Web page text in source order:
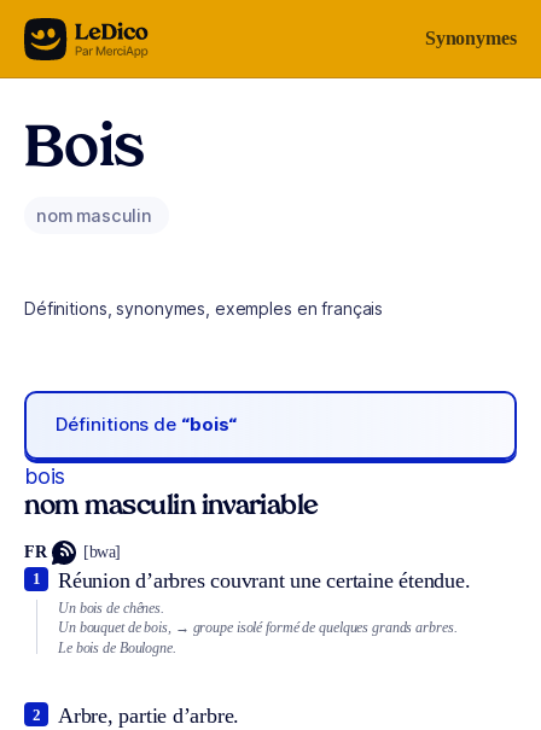
Aller au contenu Synonymes
Bois
nom masculin
Définitions, synonymes, exemples en français
Définitions de “bois“
bois
nom masculin invariable
FR [bwa]
Réunion d’arbres couvrant une certaine étendue.
1
Un bois de chênes.
Un bouquet de bois, → groupe isolé formé de quelques grands arbres.
Le bois de Boulogne.
Arbre, partie d’arbre.
2